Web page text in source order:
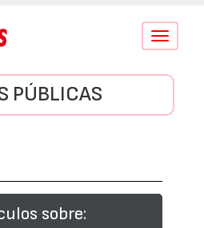
Conmutar
PÚBLICAS
sobre: